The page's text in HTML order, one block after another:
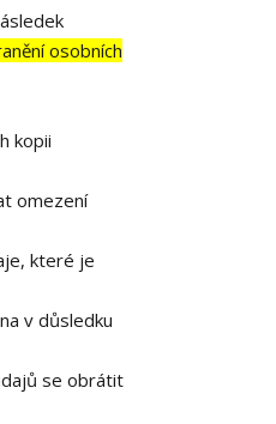
osobních
kopii
omezení
které je
v důsledku
se obrátit